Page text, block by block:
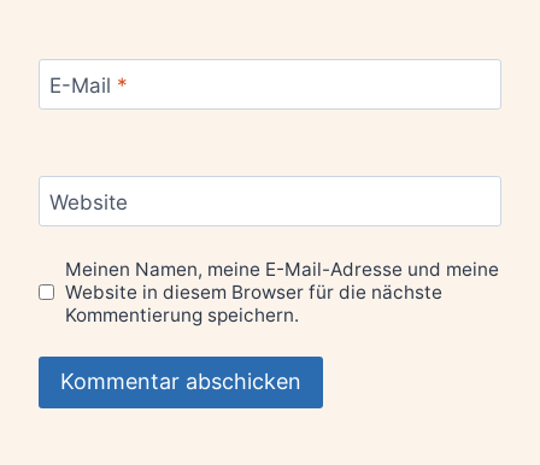
E-Mail *
Website
Meinen Namen, meine E-Mail-Adresse und meine
Website in diesem Browser für die nächste
Kommentierung speichern.